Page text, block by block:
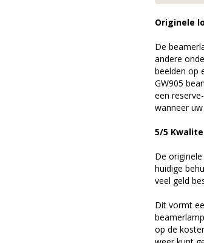
Originele
De
andere
beelden op
GW905
een
wanneer
5/5
De
huidige
veel geld
Dit vormt
op de